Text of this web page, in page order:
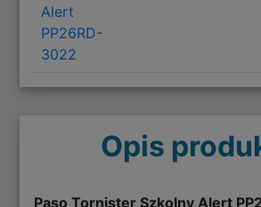
Alert
PP26RD-
3022
Opis
Paso Tornister Szkolny Alert